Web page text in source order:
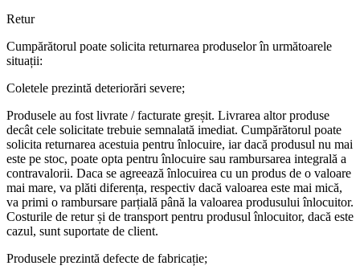
Retur
Cumpărătorul poate solicita returnarea produselor în următoarele
situații:
Coletele prezintă deteriorări severe;
Produsele au fost livrate / facturate greșit. Livrarea altor produse
decât cele solicitate trebuie semnalată imediat. Cumpărătorul poate
solicita returnarea acestuia pentru înlocuire, iar dacă produsul nu mai
este pe stoc, poate opta pentru înlocuire sau rambursarea integrală a
contravalorii. Daca se agreează înlocuirea cu un produs de o valoare
mai mare, va plăti diferența, respectiv dacă valoarea este mai mică,
va primi o rambursare parțială până la valoarea produsului înlocuitor.
Costurile de retur și de transport pentru produsul înlocuitor, dacă este
cazul, sunt suportate de client.
Produsele prezintă defecte de fabricație;